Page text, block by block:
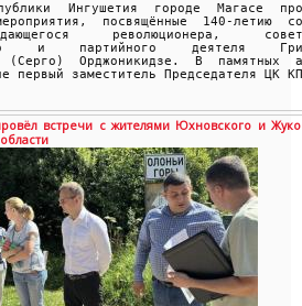
Ингушетия городе Магасе
посвящённые 140-летию
революционера,
и партийного деятеля
(Серго) Орджоникидзе. В памятных
первый заместитель Председателя ЦК
встречи с жителями Юхновского и